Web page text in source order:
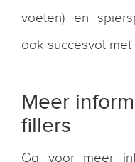
voeten) en
ook succesvol
Meer
fillers
Ga voor meer